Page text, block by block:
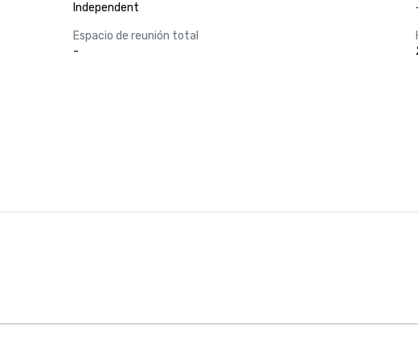
Independent
Espacio de reunión total
-